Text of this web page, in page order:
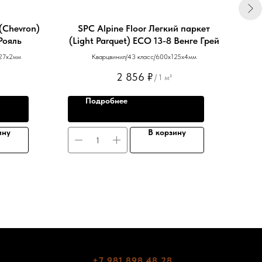
SPC Alpine Floor Легкий паркет
(Light Parquet) ЕСО 13-8 Венге Грей
Кварцвинил/43 класс/600х125х4мм
2 856 ₽/ 1 м²
Подробнее
В корзину